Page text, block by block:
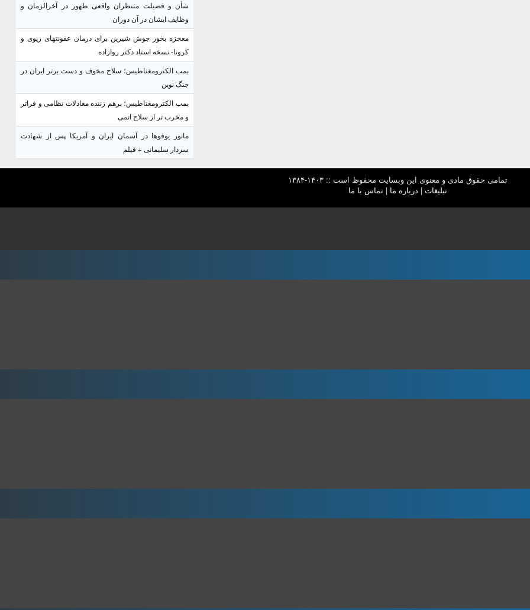
شأن و فضیلت منتظران واقعی ظهور در آخرالزمان و
وظایف ایشان در آن دوران
معجزه بخور جوش شیرین برای درمان عفونتهای ریوی و
کرونا- نسخه استاد دکتر روازاده
بمب الکترومغناطیس؛ سلاح مخوف و دست برتر ایران در
جنگ نوین
بمب الکترومغناطیس؛ برهم زننده معادلات نظامی و فراتر
و مخرب تر از سلاح اتمی
مانور یوفوها در آسمان ایران و آمریکا پس از شهادت
سردار سلیمانی + فیلم
تمامی حقوق مادی و معنوی این وبسایت محفوظ است :: ۱۴۰۳-۱۳۸۴
تبلیغات | درباره ما |تماس با ما